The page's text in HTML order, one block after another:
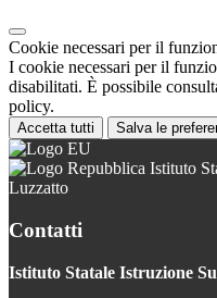
Cookie necessari per il
I cookie necessari per il
disabilitati. È possibile
policy.
Accetta tutti Salva le
Istituto
Luzzatto
Contatti
Istituto Statale Istruzione